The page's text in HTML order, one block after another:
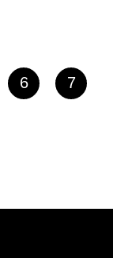
Page
6 Page
7